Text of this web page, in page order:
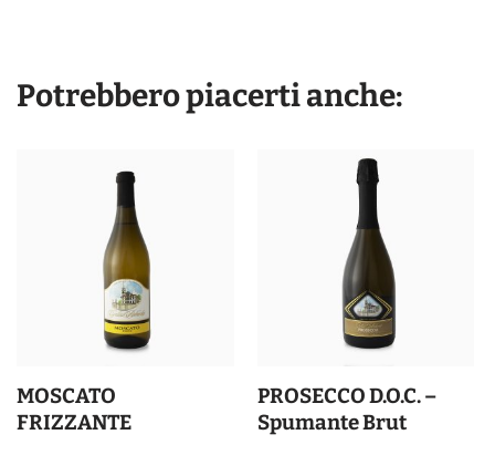
Potrebbero piacerti anche:
MOSCATO
FRIZZANTE
PROSECCO D.O.C. –
Spumante Brut